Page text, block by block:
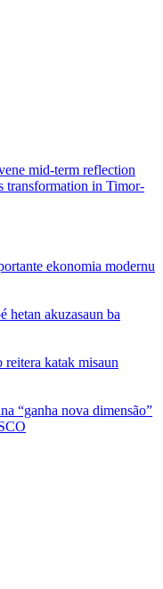
mid-term reflection
transformation in Timor-
ekonomia modernu
hetan akuzasaun ba
reitera katak misaun
“ganha nova dimensão”